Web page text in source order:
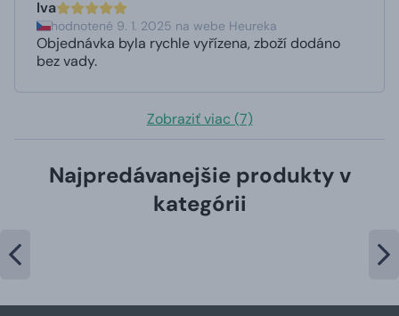
Iva
hodnotené 9. 1. 2025 na webe Heureka
Objednávka byla rychle vyřízena, zboží dodáno
bez vady.
Zobraziť viac (7)
Najpredávanejšie produkty v
kategórii